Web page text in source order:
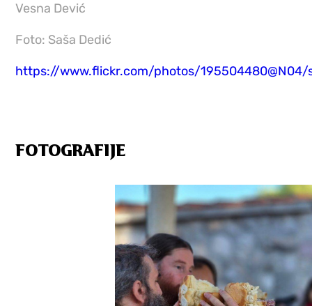
Vesna Dević
Foto: Saša Dedić
https://www.flickr.com/photos/195504480@N04/
FOTOGRAFIJE